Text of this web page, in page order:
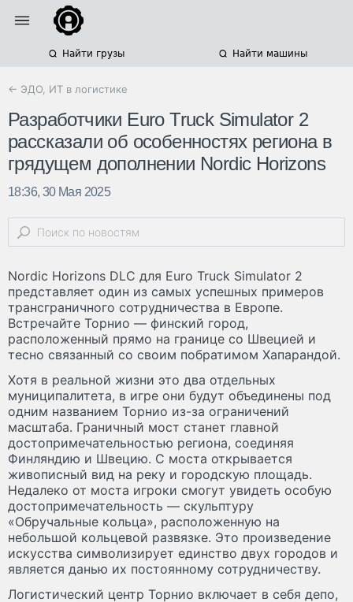
Найти грузы Найти машины
← ЭДО, ИТ в логистике
Разработчики Euro Truck Simulator 2
рассказали об особенностях региона в
грядущем дополнении Nordic Horizons
18:36, 30 Мая 2025
Nordic Horizons DLC для Euro Truck Simulator 2
представляет один из самых успешных примеров
трансграничного сотрудничества в Европе.
Встречайте Торнио — финский город,
расположенный прямо на границе со Швецией и
тесно связанный со своим побратимом Хапарандой.
Хотя в реальной жизни это два отдельных
муниципалитета, в игре они будут объединены под
одним названием Торнио из-за ограничений
масштаба. Граничный мост станет главной
достопримечательностью региона, соединяя
Финляндию и Швецию. С моста открывается
живописный вид на реку и городскую площадь.
Недалеко от моста игроки смогут увидеть особую
достопримечательность — скульптуру
«Обручальные кольца», расположенную на
небольшой кольцевой развязке. Это произведение
искусства символизирует единство двух городов и
является данью их постоянному сотрудничеству.
Логистический центр Торнио включает в себя депо,